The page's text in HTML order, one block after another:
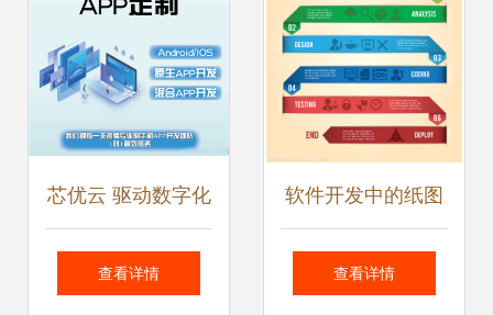
芯优云 驱动数字化
转型，定制下一代
查看详情
软件开发中的纸图
表 从设计到团队沟
查看详情